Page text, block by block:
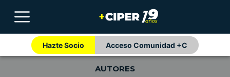
Hazte Socio Acceso Comunidad +C
AUTORES